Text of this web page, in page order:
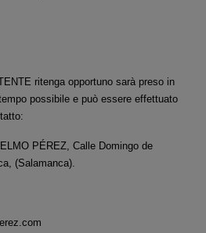
ritenga opportuno sarà preso in
possibile e può essere effettuato
PÉREZ, Calle Domingo de
(Salamanca).